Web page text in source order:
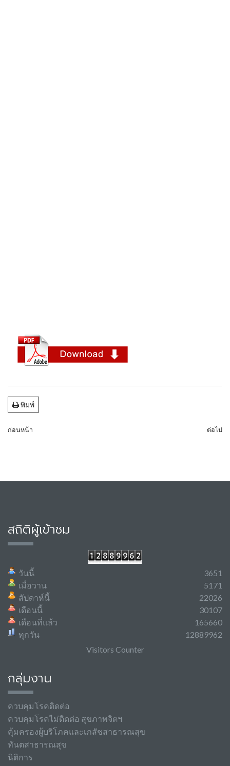
พิมพ์
ก่อนหน้า ต่อไป
สถิติผู้เข้าชม
วันนี้
เมื่อวาน
สัปดาห์นี้
เดือนนี้
เดือนที่แล้ว
ทุกวัน
3651
5171
22026
30107
165660
12889962
Visitors Counter
กลุ่มงาน
ควบคุมโรคติดต่อ
ควบคุมโรคไม่ติดต่อ สุขภาพจิตฯ
คุ้มครองผู้บริโภคและเภสัชสาธารณสุข
ทันตสาธารณสุข
นิติการ